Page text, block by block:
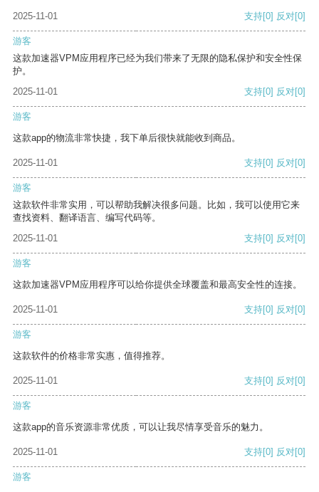
2025-11-01
支持[0] 反对[0]
游客
这款加速器VPM应用程序已经为我们带来了无限的隐私保护和安全性保
护。
2025-11-01
支持[0] 反对[0]
游客
这款app的物流非常快捷，我下单后很快就能收到商品。
2025-11-01 支持[0] 反对[0]
游客
这款软件非常实用，可以帮助我解决很多问题。比如，我可以使用它来
查找资料、翻译语言、编写代码等。
2025-11-01
支持[0] 反对[0]
游客
这款加速器VPM应用程序可以给你提供全球覆盖和最高安全性的连接。
2025-11-01 支持[0] 反对[0]
游客
这款软件的价格非常实惠，值得推荐。
2025-11-01 支持[0] 反对[0]
游客
这款app的音乐资源非常优质，可以让我尽情享受音乐的魅力。
2025-11-01 支持[0] 反对[0]
游客